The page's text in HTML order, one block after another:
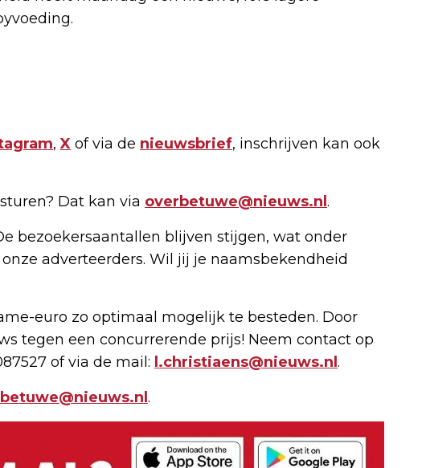
,X of via de nieuwsbrief, inschrijven kan ook
Dat kan via overbetuwe@nieuws.nl .
bezoekersaantallen blijven stijgen, wat onder
adverteerders. Wil jij je naamsbekendheid
euro zo optimaal mogelijk te besteden. Door
tegen een concurrerende prijs! Neem contact op
of via de mail: l.christiaens@nieuws.nl .
.